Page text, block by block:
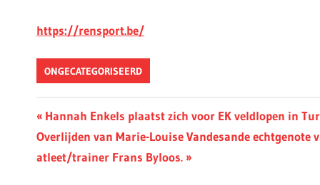
https://rensport.be/
ONGECATEGORISEERD
Berichtnavigatie
Previous
Post:
Hannah Enkels plaatst zich voor EK veldlopen in
Next
Post:
Overlijden van Marie-Louise Vandesande echtgenote
atleet/trainer Frans Byloos.